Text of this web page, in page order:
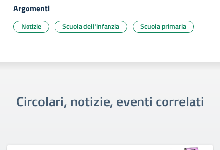
Argomenti
Notizie Scuola dell'infanzia Scuola primaria
Circolari, notizie, eventi correlati